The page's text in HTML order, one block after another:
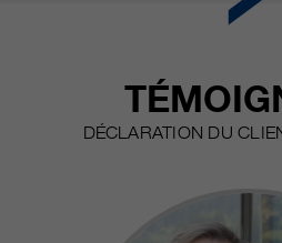
DÉCLARATION DU